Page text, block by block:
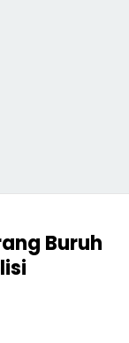
Buruh